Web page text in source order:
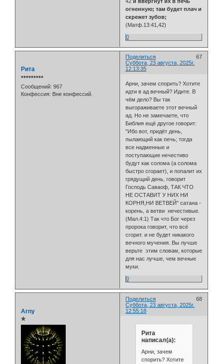
огненную; там будет плач и
скрежет зубов;
(Матф.13:41,42)
0
Поделиться
67
Суббота, 23 августа, 2025г.
12:13:35
Рита
⭒⭒⭒⭒⭒⭒⭒⭒⭒
Сообщений: 967
Конфессия: Вне конфессий.
Арни, зачем спорить? Хотите
идти в ад вечный? Идите. В
чём дело? Вы так
выгораживаете этот вечный
ад. Но не замечаете, что
Библия ещё другое говорит:
"Ибо вот, придёт день,
пылающий как печь; тогда
все надменные и
поступающие нечестиво
будут как солома (а солома
быстро сгорает), и попалит их
грядущий день, говорит
Господь Саваоф, ТАК ЧТО
НЕ ОСТАВИТ У НИХ НИ
КОРНЯ,НИ ВЕТВЕЙ" сатана -
корень, а ветви нечестивые.
(Мал.4:1) Так что Бог через
пророка говорит, что всё
сгорит. и не будет никакого
вечного мучения. Вы лучше
верьте этим словам, которые
для нас лучше, чем вечные
муки.
0
Поделиться
68
Суббота, 23 августа, 2025г.
12:55:18
Arny
✯
Рита
написал(а):
Арни, зачем
спорить? Хотите